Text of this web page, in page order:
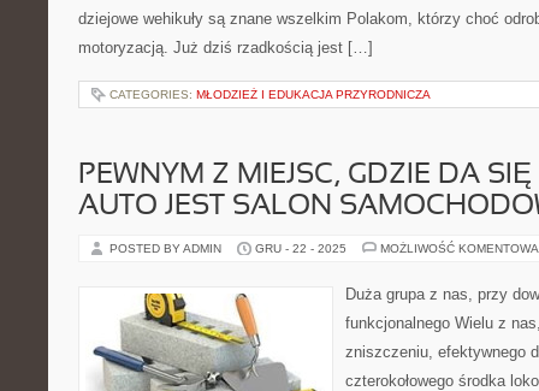
dziejowe wehikuły są znane wszelkim Polakom, którzy choć
motoryzacją. Już dziś rzadkością jest […]
CATEGORIES: MŁODZIEŻ I EDUKACJA PRZYRODNICZA
PEWNYM Z MIEJSC, GDZIE DA
AUTO JEST SALON
POSTED BY ADMIN GRU - 22 - 2025 MOŻLIWOŚĆ
Duża grupa z nas, przy
funkcjonalnego Wielu z
zniszczeniu, efektywnego
czterokołowego środka